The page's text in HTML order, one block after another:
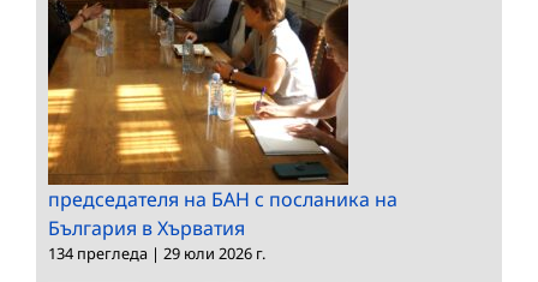
председателя на БАН с посланика на
България в Хърватия
134 прегледа | 29 юли 2026 г.